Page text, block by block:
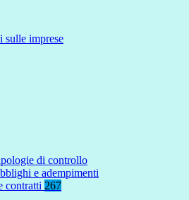
sulle imprese
di controllo
e adempimenti
contratti 267